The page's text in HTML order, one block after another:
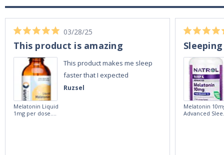
Ruzsel
03/28/25
This product is amazing
This product makes me sleep
faster that I expected
Melatonin Liquid
1mg per dose.
Melatonin
Advanced